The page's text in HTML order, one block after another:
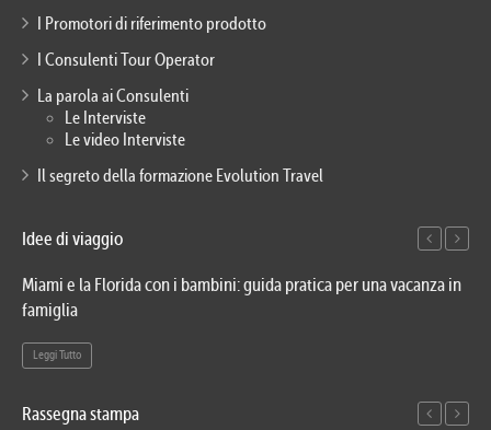
I Promotori di riferimento prodotto
I Consulenti Tour Operator
La parola ai Consulenti
Le Interviste
Le video Interviste
Il segreto della formazione Evolution Travel
Idee di viaggio
Miami e la Florida con i bambini: guida pratica per una vacanza in
famiglia
Leggi Tutto
Rassegna stampa